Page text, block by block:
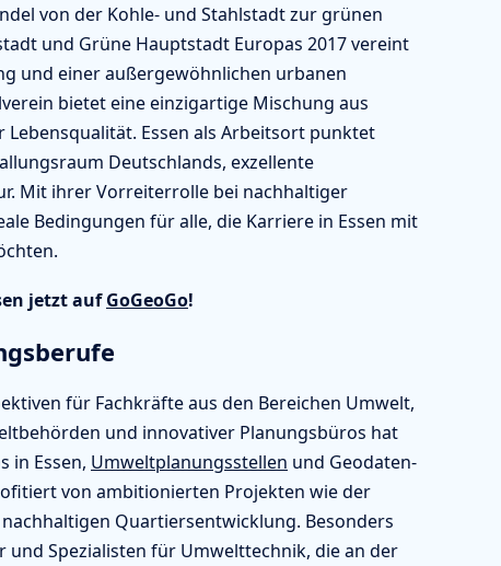
von der Kohle- und Stahlstadt zur grünen
und Grüne Hauptstadt Europas 2017 vereint
und einer außergewöhnlichen urbanen
bietet eine einzigartige Mischung aus
Essen als Arbeitsort punktet
Deutschlands, exzellente
Mit ihrer Vorreiterrolle bei nachhaltiger
Bedingungen für alle, die Karriere in Essen mit
jetzt aufGoGeoGo!
für Fachkräfte aus den Bereichen Umwelt,
und innovativer Planungsbüros hat
in Essen, Umweltplanungsstellen und Geodaten-
von ambitionierten Projekten wie der
Quartiersentwicklung. Besonders
Spezialisten für Umwelttechnik, die an der